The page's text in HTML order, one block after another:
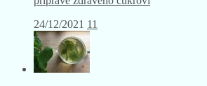
24/12/2021 11